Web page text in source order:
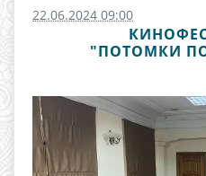
22.06.2024 09:00
"ПОТОМКИ